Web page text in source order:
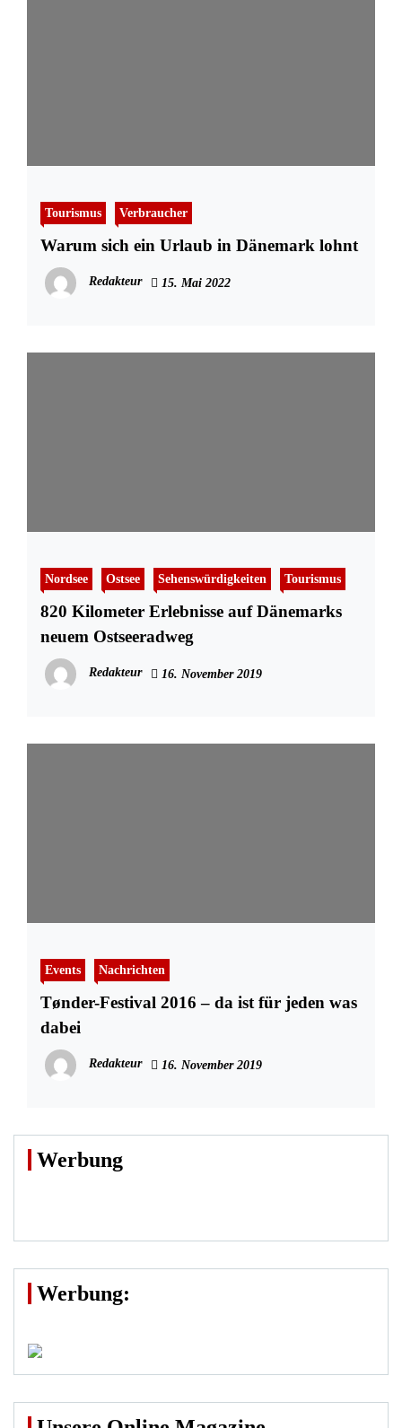
Tourismus Verbraucher
Warum sich ein Urlaub in Dänemark lohnt
Redakteur 15. Mai 2022
Nordsee Ostsee Sehenswürdigkeiten Tourismus
820 Kilometer Erlebnisse auf Dänemarks
neuem Ostseeradweg
Redakteur 16. November 2019
Events Nachrichten
Tønder-Festival 2016 – da ist für jeden was
dabei
Redakteur 16. November 2019
Werbung
Werbung: